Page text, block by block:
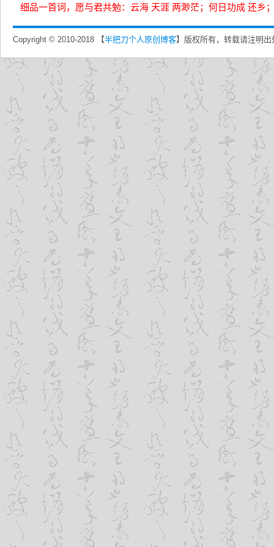
细品一首词，愿与君共勉：云海 天涯 两渺茫；何日功成 还乡
Copyright © 2010-2018 【半把刀个人原创博客】版权所有，转载请注明出